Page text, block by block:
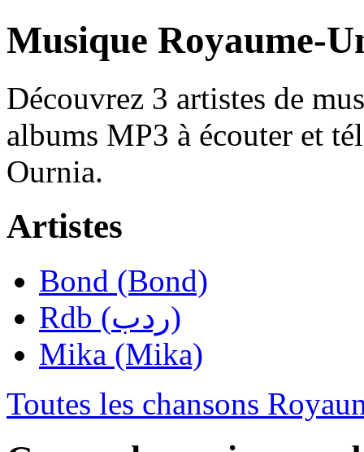
Découvrez 3 artistes de
albums MP3 à écouter et
Ournia.
Artistes
Bond (Bond)
Rdb (ردب)
Mika (Mika)
Toutes les chansons